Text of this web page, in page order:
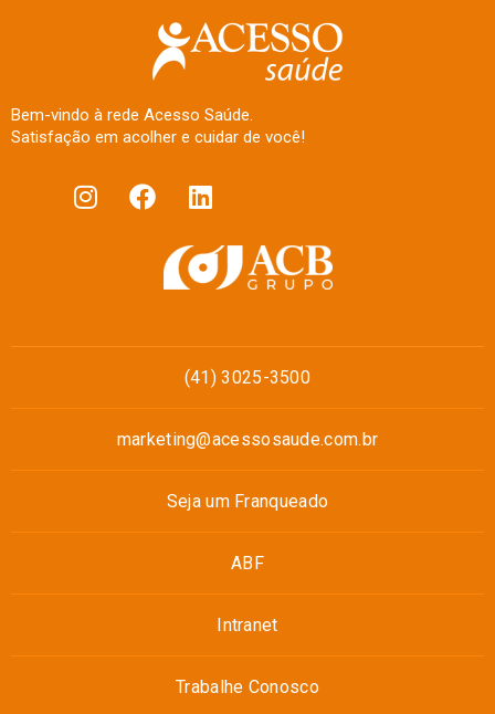
Bem-vindo à rede Acesso Saúde.
Satisfação em acolher e cuidar de você!
(41) 3025-3500
marketing@acessosaude.com.br
Seja um Franqueado
ABF
Intranet
Trabalhe Conosco